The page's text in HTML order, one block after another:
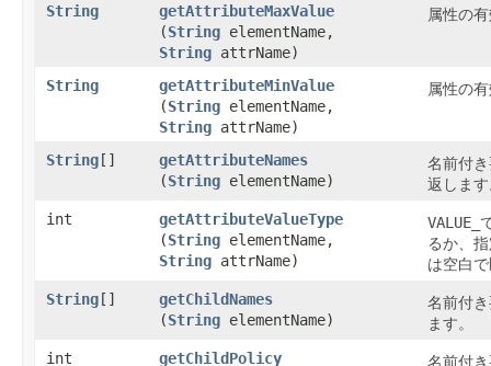
String getAttributeMaxValue
(String elementName,
String attrName)
属性の
String getAttributeMinValue
(String elementName,
String attrName)
属性の
String[] getAttributeNames
(String elementName)
名前付
返しま
int
getAttributeValueType
(String elementName,
String attrName)
VALUE_
るか、
は空白
String[] getChildNames
(String elementName)
名前付
ます。
int
getChildPolicy
名前付